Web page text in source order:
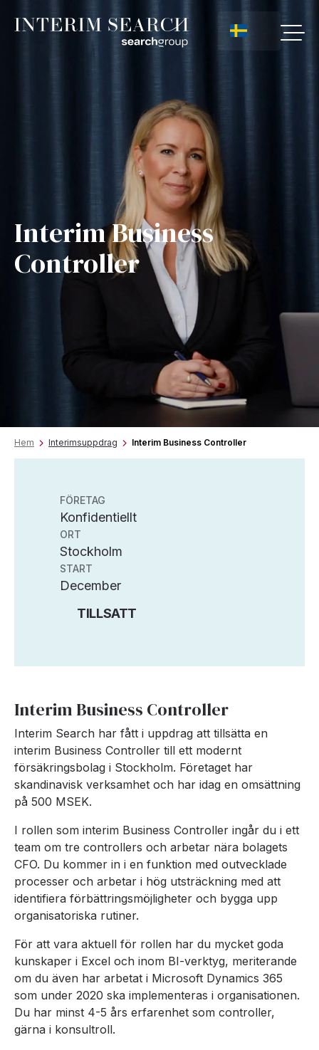
Interim Business
Controller
Hem Interimsuppdrag Interim Business Controller
FÖRETAG
Konfidentiellt
ORT
Stockholm
START
December
TILLSATT
Interim Business Controller
Interim Search har fått i uppdrag att tillsätta en
interim Business Controller till ett modernt
försäkringsbolag i Stockholm. Företaget har
skandinavisk verksamhet och har idag en omsättning
på 500 MSEK.
I rollen som interim Business Controller ingår du i ett
team om tre controllers och arbetar nära bolagets
CFO. Du kommer in i en funktion med outvecklade
processer och arbetar i hög utsträckning med att
identifiera förbättringsmöjligheter och bygga upp
organisatoriska rutiner.
För att vara aktuell för rollen har du mycket goda
kunskaper i Excel och inom BI-verktyg, meriterande
om du även har arbetat i Microsoft Dynamics 365
som under 2020 ska implementeras i organisationen.
Du har minst 4-5 års erfarenhet som controller,
gärna i konsultroll.